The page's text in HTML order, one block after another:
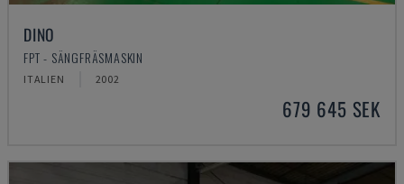
DINO
FPT - SÄNGFRÄSMASKIN
ITALIEN 2002
679 645 SEK